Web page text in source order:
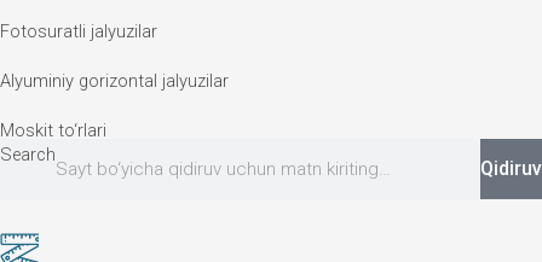
Fotosuratli jalyuzilar
Alyuminiy gorizontal jalyuzilar
Moskit to‘rlari
Search
Qidiruv